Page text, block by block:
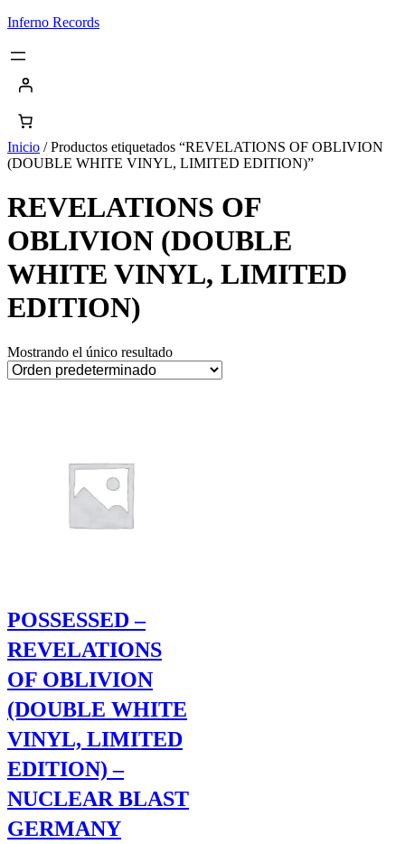
Saltar
contenido
Inferno Records
Inicio / Productos etiquetados “REVELATIONS OF OBLIVION
(DOUBLE WHITE VINYL, LIMITED EDITION)”
REVELATIONS OF
OBLIVION (DOUBLE
WHITE VINYL, LIMITED
EDITION)
Mostrando el único resultado
POSSESSED –
REVELATIONS
OF OBLIVION
(DOUBLE WHITE
VINYL, LIMITED
EDITION) –
NUCLEAR BLAST
GERMANY